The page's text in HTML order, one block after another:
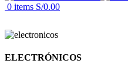
0 items S/0.00
ELECTRÓNICOS